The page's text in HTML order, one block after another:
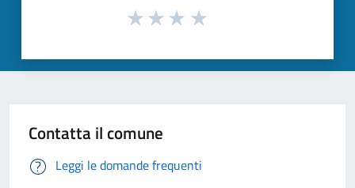
Contatta il comune
Leggi le domande frequenti